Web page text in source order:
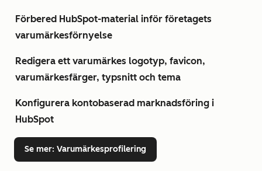
Förbered HubSpot-material inför företagets
varumärkesförnyelse
Redigera ett varumärkes logotyp, favicon,
varumärkesfärger, typsnitt och tema
Konfigurera kontobaserad marknadsföring i
HubSpot
Se mer: Varumärkesprofilering